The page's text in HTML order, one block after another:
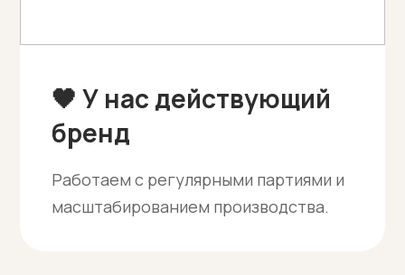
🖤 У нас действующий
бренд
Работаем с регулярными партиями и
масштабированием производства.